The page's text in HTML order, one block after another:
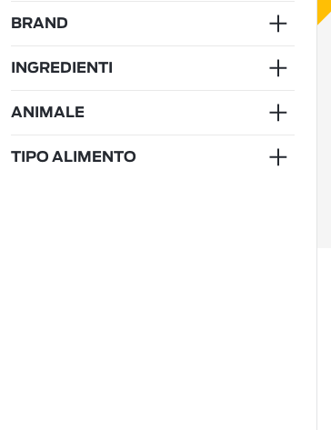
BRAND
INGREDIENTI
ANIMALE
TIPO ALIMENTO